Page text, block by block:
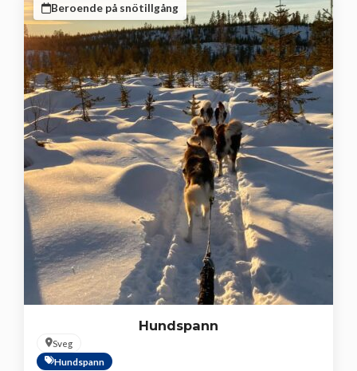
Beroende på snötillgång
Hundspann
Sveg
Hundspann